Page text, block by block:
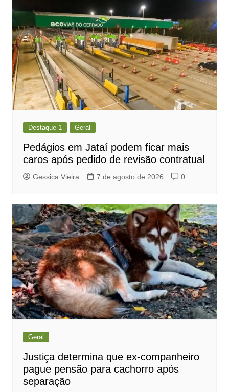
Destaque 1 Geral
Pedágios em Jataí podem ficar mais
caros após pedido de revisão contratual
Gessica Vieira 7 de agosto de 2026 0
Geral
Justiça determina que ex-companheiro
pague pensão para cachorro após
separação